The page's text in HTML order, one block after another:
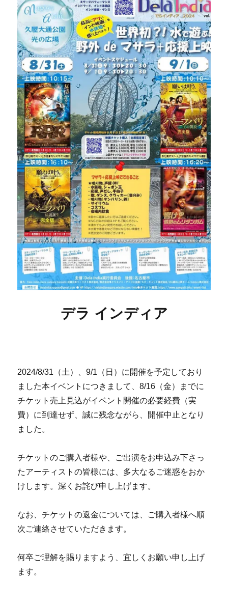
デラ インディア
2024/8/31（土）、9/1（日）に開催を予定しており
ました本イベントにつきまして、8/16（金）までに
チケット売上見込がイベント開催の必要経費（実
費）に到達せず、誠に残念ながら、開催中止となり
ました。
チケットのご購入者様や、ご出演をお申込み下さっ
たアーティストの皆様には、多大なるご迷惑をおか
けします。深くお詫び申し上げます。
なお、チケットの返金については、ご購入者様へ順
次ご連絡させていただきます。
​何卒ご理解を賜りますよう、宜しくお願い申し上げ
ます。